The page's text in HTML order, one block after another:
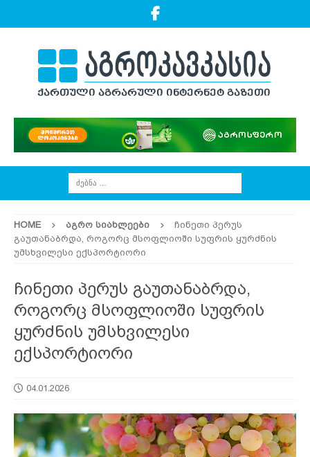
HOME ᲐᲒᲠᲝ ᲡᲘᲐᲮᲚᲔᲔᲑᲘ
ჩინეთი პერუს
გაუთანაბრდა, როგორც მსოფლიოში სუფრის ყურძნის
უმსხვილესი ექსპორტიორი
ჩინეთი პერუს გაუთანაბრდა,
როგორც მსოფლიოში სუფრის
ყურძნის უმსხვილესი
ექსპორტიორი
04.01.2026